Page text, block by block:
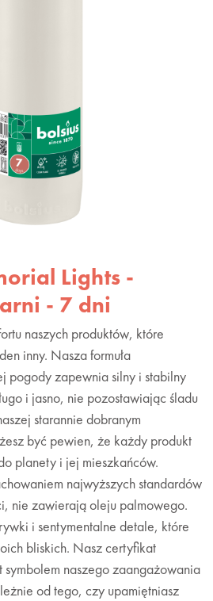
Lights -
- 7 dni
naszych produktów, które
inny. Nasza formuła
pogody zapewnia silny i stabilny
i jasno, nie pozostawiając śladu
starannie dobranym
być pewien, że każdy produkt
planety i jej mieszkańców.
najwyższych standardów
nie zawierają oleju palmowego.
i sentymentalne detale, które
bliskich. Nasz certyfikat
symbolem naszego zaangażowania
od tego, czy upamiętniasz